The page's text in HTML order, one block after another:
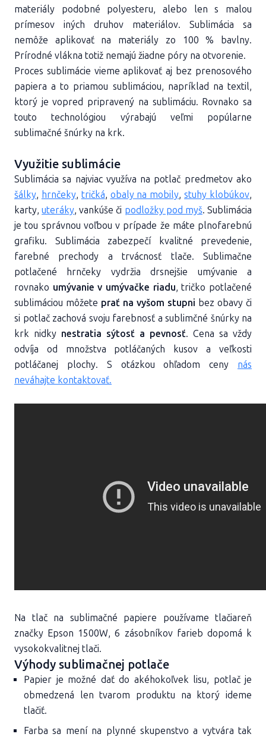
materiály podobné polyesteru, alebo len s malou
prímesov iných druhov materiálov. Sublimácia sa
nemôže aplikovať na materiály zo 100 % bavlny.
Prírodné vlákna totiž nemajú žiadne póry na otvorenie.
Proces sublimácie vieme aplikovať aj bez prenosového
papiera a to priamou sublimáciou, napríklad na textil,
ktorý je vopred pripravený na sublimáciu. Rovnako sa
touto technológiou výrabajú veľmi popúlarne
sublimačné šnúrky na krk.
Využitie sublimácie
Sublimácia sa najviac využíva na potlač predmetov ako
šálky, hrnčeky, tričká, obaly na mobily,stuhy klobúkov,
karty,uteráky, vankúše či podložky pod myš. Sublimácia
je tou správnou voľbou v prípade že máte plnofarebnú
grafiku. Sublimácia zabezpečí kvalitné prevedenie,
farebné prechody a trvácnosť tlače. Sublimačne
potlačené hrnčeky vydržia drsnejšie umývanie a
rovnako umývanie v umývačke riadu, tričko potlačené
sublimáciou môžete prať na vyšom stupni bez obavy či
si potlač zachová svoju farebnosť a sublimčné šnúrky na
krk nidky nestratia sýtosť a pevnosť. Cena sa vždy
odvíja od množstva potláčaných kusov a veľkosti
potláčanej plochy. S otázkou ohľadom ceny nás
neváhajte kontaktovať.
Na tlač na sublimačné papiere používame tlačiareň
značky Epson 1500W, 6 zásobníkov farieb dopomá k
vysokokvalitnej tlači.
Výhody sublimačnej potlače
Papier je možné dať do akéhokoľvek lisu, potlač je
obmedzená len tvarom produktu na ktorý ideme
tlačiť.
Farba sa mení na plynné skupenstvo a vytvára tak